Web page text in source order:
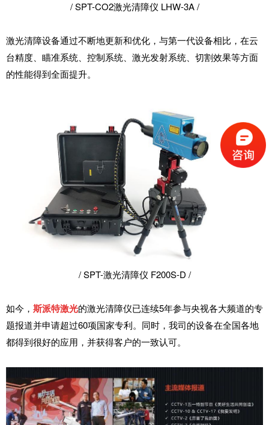
/ SPT-CO2激光清障仪 LHW-3A /
激光清障设备通过不断地更新和优化，与第一代设备相比，在云
台精度、瞄准系统、控制系统、激光发射系统、切割效果等方面
的性能得到全面提升。
/ SPT-激光清障仪 F200S-D /
如今， 斯派特激光的激光清障仪已连续5年参与央视各大频道的专
题报道并申请超过60项国家专利。同时，我司的设备在全国各地
都得到很好的应用，并获得客户的一致认可。